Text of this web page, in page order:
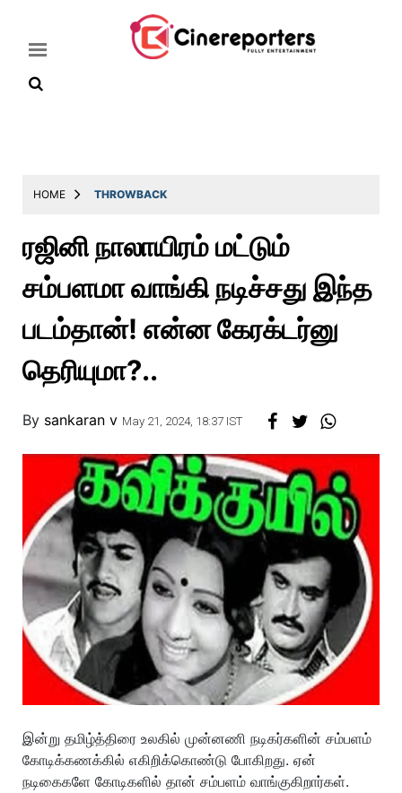
Latest
Throwback
Television
Reviews
Story
HOME THROWBACK
ரஜினி நாலாயிரம் மட்டும்
சம்பளமா வாங்கி நடிச்சது இந்த
படம்தான்! என்ன கேரக்டர்னு
தெரியுமா?..
By sankaran v May 21, 2024, 18:37 IST
இன்று தமிழ்த்திரை உலகில் முன்னணி நடிகர்களின் சம்பளம்
கோடிக்கணக்கில் எகிறிக்கொண்டு போகிறது. ஏன்
நடிகைகளே கோடிகளில் தான் சம்பளம் வாங்குகிறார்கள்.